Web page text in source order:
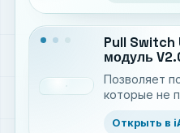
Pull Switch
модуль
Позволяет
которые не
устройства,
Открыть в